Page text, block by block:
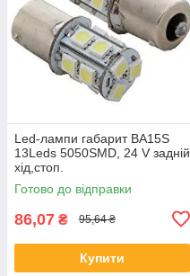
Led-лампи габарит BA15S
13Leds 5050SMD, 24 V задній
хід,стоп.
Готово до відправки
86,07 ₴ 95,64 ₴
Купити